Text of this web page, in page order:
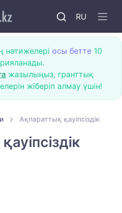
RU
нәтижелері осы бетте 10
жазылыңыз, гранттық
жіберіп алмау үшін!
Ақпараттық қауіпсіздік